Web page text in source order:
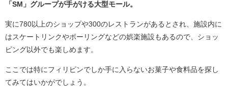
「SM」グループが手がける大型モール。
実に780以上のショップや300のレストランがあるとされ、施設内に
はスケートリンクやボーリングなどの娯楽施設もあるので、ショッ
ピング以外でも楽しめます。
ここでは特にフィリピンでしか手に入らないお菓子や食料品を探し
てみてはいかがでしょう。